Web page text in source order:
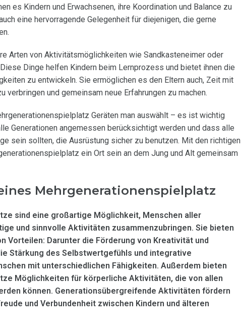
es Kindern und Erwachsenen, ihre Koordination und Balance zu
eine hervorragende Gelegenheit für diejenigen, die gerne
Arten von Aktivitätsmöglichkeiten wie Sandkasteneimer oder
Dinge helfen Kindern beim Lernprozess und bietet ihnen die
zu entwickeln. Sie ermöglichen es den Eltern auch, Zeit mit
verbringen und gemeinsam neue Erfahrungen zu machen.
Geräten man auswählt – es ist wichtig
Generationen angemessen berücksichtigt werden und dass alle
sein sollten, die Ausrüstung sicher zu benutzen. Mit den richtigen
ein Ort sein an dem Jung und Alt gemeinsam
Mehrgenerationenspielplatz
sind eine großartige Möglichkeit, Menschen aller
und sinnvolle Aktivitäten zusammenzubringen. Sie bieten
Vorteilen: Darunter die Förderung von Kreativität und
Stärkung des Selbstwertgefühls und integrative
mit unterschiedlichen Fähigkeiten. Außerdem bieten
Möglichkeiten für körperliche Aktivitäten, die von allen
können. Generationsübergreifende Aktivitäten fördern
und Verbundenheit zwischen Kindern und älteren